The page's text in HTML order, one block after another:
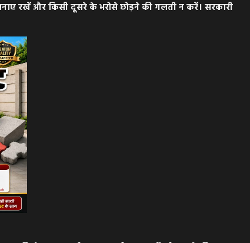
रखें और किसी दूसरे के भरोसे छोड़ने की गलती न करें। सरकारी